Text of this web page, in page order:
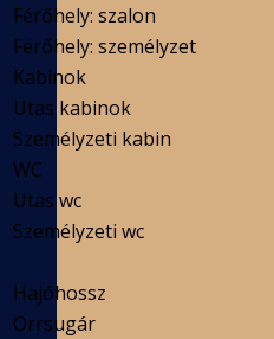
Férőhely: szalon
Férőhely: személyzet
Kabinok
Utas kabinok
Személyzeti kabin
WC
Utas wc
Személyzeti wc
Hajóhossz
Orrsugár